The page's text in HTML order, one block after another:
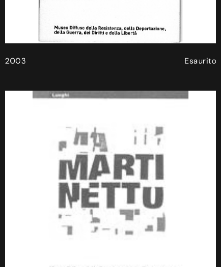
2003 Esaurito